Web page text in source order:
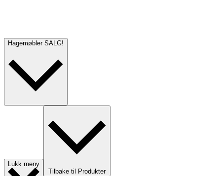
Hagemøbler SALG!
Lukk meny
Tilbake til Produkter